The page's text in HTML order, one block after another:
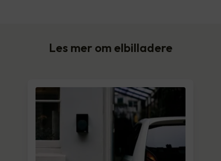
Les mer om elbilladere